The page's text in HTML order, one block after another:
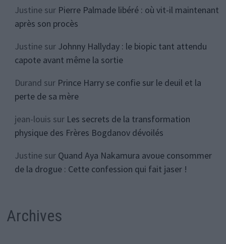
Justinesur Pierre Palmade libéré : où vit-il maintenant
après son procès
Justinesur Johnny Hallyday : le biopic tant attendu
capote avant même la sortie
Durand sur Prince Harry se confie sur le deuil et la
perte de sa mère
jean-louis sur Les secrets de la transformation
physique des Frères Bogdanov dévoilés
Justinesur Quand Aya Nakamura avoue consommer
de la drogue : Cette confession qui fait jaser !
Archives